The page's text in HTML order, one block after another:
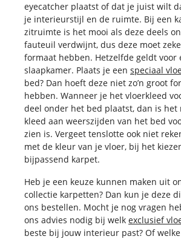
eyecatcher plaatst of dat je juist wilt
je interieurstijl en de ruimte. Bij een
zitruimte is het mooi als deze deels
fauteuil verdwijnt, dus deze moet
formaat hebben. Hetzelfde geldt voor
slaapkamer. Plaats je een speciaal
bed? Dan hoeft deze niet zo’n groot
hebben. Wanneer je het vloerkleed
deel onder het bed plaatst, dan is het
kleed aan weerszijden van het bed
zien is. Vergeet tenslotte ook niet
met de kleur van je vloer, bij het
bijpassend karpet.
Heb je een keuze kunnen maken uit
collectie karpetten? Dan kun je deze
ons bestellen. Mocht je nog vragen
ons advies nodig bij welk exclusief
beste bij jouw interieur past? Of